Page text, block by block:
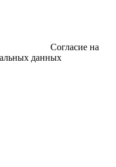
Согласие на
данных